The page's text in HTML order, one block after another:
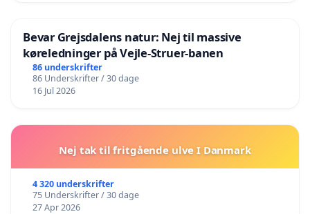
Bevar Grejsdalens natur: Nej til massive
køreledninger på Vejle-Struer-banen
86 underskrifter
86 Underskrifter / 30 dage
16 Jul 2026
Nej tak til fritgående ulve I Danmark
4 320 underskrifter
75 Underskrifter / 30 dage
27 Apr 2026